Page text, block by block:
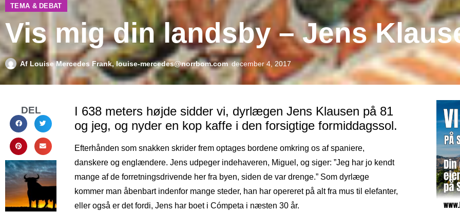
TEMA & DEBAT
Vis mig din landsby – Jens
Af Louise Mercedes Frank, louise-mercedes@norrbom.com december 4, 2017
DEL
I 638 meters højde sidder vi, dyrlægen Jens Klausen på 81
og jeg, og nyder en kop kaffe i den forsigtige formiddagssol.
Efterhånden som snakken skrider frem optages bordene omkring os af spaniere,
danskere og englændere. Jens udpeger indehaveren, Miguel, og siger: ”Jeg har jo kendt
mange af de forretningsdrivende her fra byen, siden de var drenge.” Som dyrlæge
kommer man åbenbart indenfor mange steder, han har opereret på alt fra mus til elefanter,
eller også er det fordi, Jens har boet i Cómpeta i næsten 30 år.